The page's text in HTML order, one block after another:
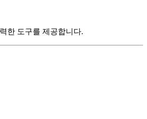
한 도구를 제공합니다.